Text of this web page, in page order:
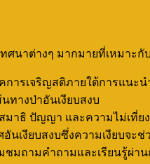
นาต่างๆ มากมายที่เหมาะ
การเจริญสติภายใต้การแน
ทางป่าอันเงียบสงบ
มาธิ ปัญญา และความไม่เที่ยง
นเงียบสงบซึ่งความเงียบจะ
ชมถามคำถามและเรียนรู้